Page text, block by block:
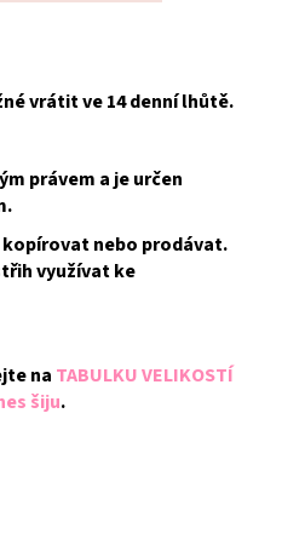
vrátit ve 14 denní lhůtě.
právem a je určen
nebo prodávat.
využívat ke
na TABULKU VELIKOSTÍ
šiju.